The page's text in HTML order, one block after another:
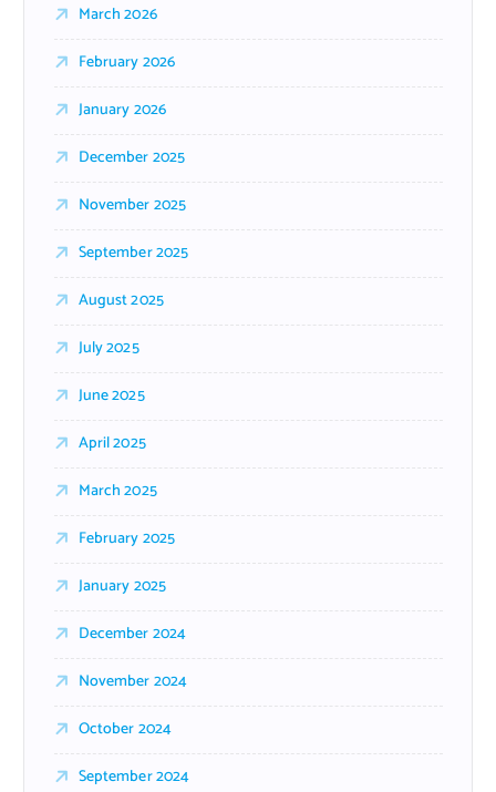
March 2026
February 2026
January 2026
December 2025
November 2025
September 2025
August 2025
July 2025
June 2025
April 2025
March 2025
February 2025
January 2025
December 2024
November 2024
October 2024
September 2024